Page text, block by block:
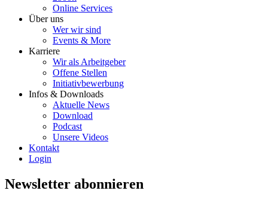
Online Services
Über uns
Wer wir sind
Events & More
Karriere
Wir als Arbeitgeber
Offene Stellen
Initiativbewerbung
Infos & Downloads
Aktuelle News
Download
Podcast
Unsere Videos
Kontakt
Login
Newsletter abonnieren